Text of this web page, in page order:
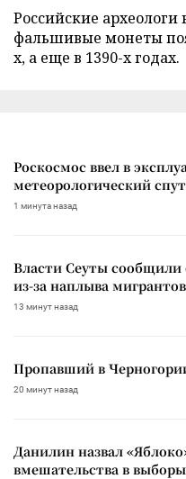
Российские
фальшивые монеты
х, а еще в 1390-х годах.
Роскосмос ввел в
метеорологический
1 минута назад
Власти Сеуты сообщили
из-за наплыва мигрантов
13 минут назад
Пропавший в
20 минут назад
Данилин назвал
вмешательства в выборы